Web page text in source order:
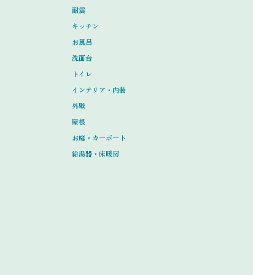
耐震
キッチン
お風呂
洗面台
トイレ
インテリア・内装
外壁
屋根
お庭・カーポート
給湯器・床暖房